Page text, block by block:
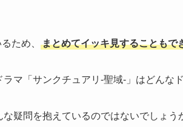
ため、 まとめてイッキ見することもで
マ「サンクチュアリ-聖域-」はどんな
疑問を抱えているのではないでしょう